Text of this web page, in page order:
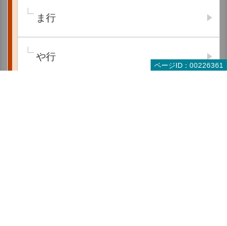
ページID：00226361
ま行
や行